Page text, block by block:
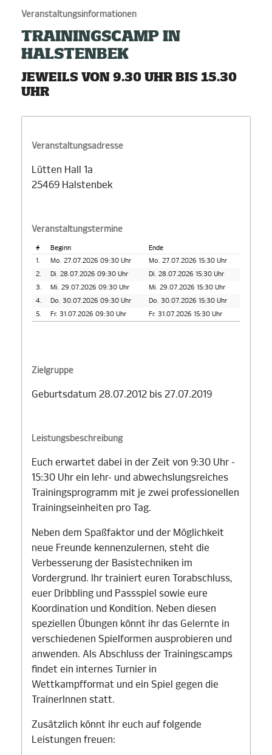
Veranstaltungsinformationen
TRAININGSCAMP IN
HALSTENBEK
JEWEILS VON 9.30 UHR BIS 15.30
UHR
Veranstaltungsadresse
Lütten Hall 1a
25469 Halstenbek
Veranstaltungstermine
# Beginn
Ende
1.
Mo. 27.07.2026 09:30 Uhr
Mo. 27.07.2026 15:30 Uhr
2.
Di. 28.07.2026 09:30 Uhr
Di. 28.07.2026 15:30 Uhr
3.
Mi. 29.07.2026 09:30 Uhr
Mi. 29.07.2026 15:30 Uhr
4.
Do. 30.07.2026 09:30 Uhr
Do. 30.07.2026 15:30 Uhr
5.
Fr. 31.07.2026 09:30 Uhr Fr. 31.07.2026 15:30 Uhr
Zielgruppe
Geburtsdatum 28.07.2012 bis 27.07.2019
Leistungsbeschreibung
Euch erwartet dabei in der Zeit von 9:30 Uhr -
15:30 Uhr ein lehr- und abwechslungsreiches
Trainingsprogramm mit je zwei professionellen
Trainingseinheiten pro Tag.
Neben dem Spaßfaktor und der Möglichkeit
neue Freunde kennenzulernen, steht die
Verbesserung der Basistechniken im
Vordergrund. Ihr trainiert euren Torabschluss,
euer Dribbling und Passspiel sowie eure
Koordination und Kondition. Neben diesen
speziellen Übungen könnt ihr das Gelernte in
verschiedenen Spielformen ausprobieren und
anwenden. Als Abschluss der Trainingscamps
findet ein internes Turnier in
Wettkampfformat und ein Spiel gegen die
TrainerInnen statt.
Zusätzlich könnt ihr euch auf folgende
Leistungen freuen: